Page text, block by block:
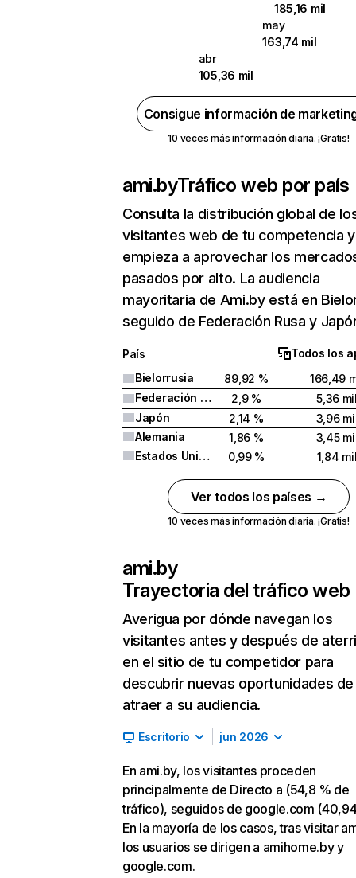
185,16 mil
may
163,74 mil
abr
105,36 mil
Consigue información de
10 veces más información diaria. ¡Gratis!
ami.byTráfico web por país
Consulta la distribución global de
visitantes web de tu competencia y
empieza a aprovechar los
pasados por alto. La audiencia
mayoritaria de Ami.by está en
seguido de Federación Rusa y
País
Todos los
Bielorrusia
89,92 %
166,49
Federación Rusa
2,9 %
5,36
Japón
2,14 %
3,96
Alemania
1,86 %
3,45
Estados Unidos
0,99 % 1,84
Ver todos los países →
10 veces más información diaria. ¡Gratis!
ami.by
Trayectoria del tráfico web
Averigua por dónde navegan los
visitantes antes y después de
en el sitio de tu competidor para
descubrir nuevas oportunidades de
atraer a su audiencia.
Escritorio jun 2026
En ami.by, los visitantes proceden
principalmente de Directo a (54,8 % de
tráfico), seguidos de google.com
En la mayoría de los casos, tras visitar
los usuarios se dirigen a amihome.by y
google.com.